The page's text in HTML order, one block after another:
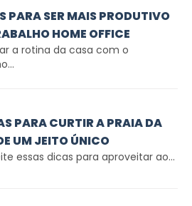
PARA SER MAIS PRODUTIVO
HOME OFFICE
a rotina da casa com o
PARA CURTIR A PRAIA DA
UM JEITO ÚNICO
essas dicas para aproveitar ao...